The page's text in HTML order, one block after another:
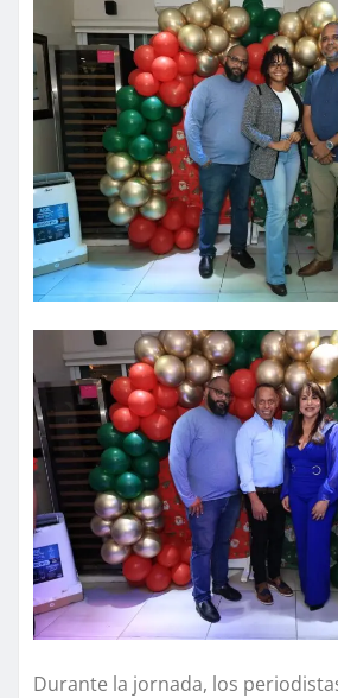
Durante la jornada, los